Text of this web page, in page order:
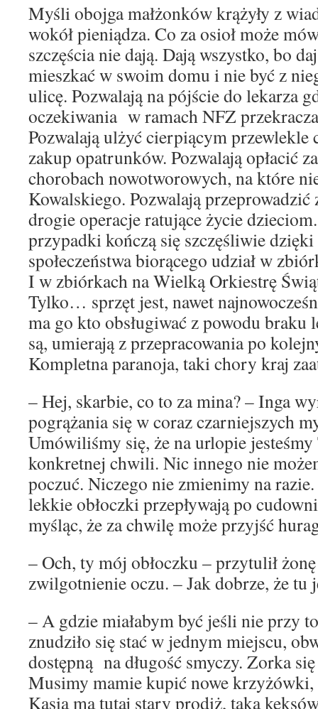
Myśli obojga małżonków krążyły z
wokół pieniądza. Co za osioł może
szczęścia nie dają. Dają wszystko, bo
mieszkać w swoim domu i nie być z
ulicę. Pozwalają na pójście do lekarza
oczekiwania w ramach NFZ
Pozwalają ulżyć cierpiącym
zakup opatrunków. Pozwalają opłacić
chorobach nowotworowych, na które
Kowalskiego. Pozwalają
drogie operacje ratujące życie
przypadki kończą się szczęśliwie
społeczeństwa biorącego udział w
I w zbiórkach na Wielką Orkiestrę
Tylko… sprzęt jest, nawet
ma go kto obsługiwać z powodu braku
są, umierają z przepracowania po
Kompletna paranoja, taki chory kraj
– Hej, skarbie, co to za mina? – Inga
pogrążania się w coraz czarniejszych
Umówiliśmy się, że na urlopie
konkretnej chwili. Nic innego nie
poczuć. Niczego nie zmienimy na
lekkie obłoczki przepływają po
myśląc, że za chwilę może przyjść
– Och, ty mój obłoczku – przytulił
zwilgotnienie oczu. – Jak dobrze, że
– A gdzie miałabym być jeśli nie przy
znudziło się stać w jednym miejscu,
dostępną na długość smyczy. Zorka się
Musimy mamie kupić nowe krzyżówki,
Kasia ma tutaj stary prodiż, taką